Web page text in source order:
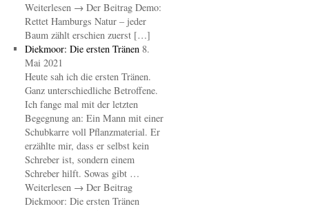
Weiterlesen → Der Beitrag Demo:
Rettet Hamburgs Natur – jeder
Baum zählt erschien zuerst […]
Diekmoor: Die ersten Tränen 8.
Mai 2021
Heute sah ich die ersten Tränen.
Ganz unterschiedliche Betroffene.
Ich fange mal mit der letzten
Begegnung an: Ein Mann mit einer
Schubkarre voll Pflanzmaterial. Er
erzählte mir, dass er selbst kein
Schreber ist, sondern einem
Schreber hilft. Sowas gibt …
Weiterlesen → Der Beitrag
Diekmoor: Die ersten Tränen